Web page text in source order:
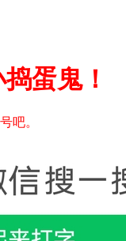
蛋鬼！
吧。